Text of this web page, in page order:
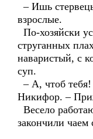
– Ишь
взрослые.
По-хозяйски
струганных
наваристый, с
суп.
– А, чтоб
Никифор. –
Весело
закончили